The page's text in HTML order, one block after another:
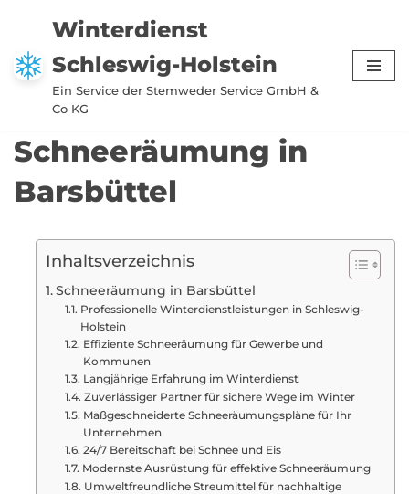
Zum
Inhalt
springen
Winterdienst
Schleswig-Holstein
Ein Service der Stemweder Service GmbH &
Co KG
Schneeräumung in
Barsbüttel
Inhaltsverzeichnis
Schneeräumung in Barsbüttel
Professionelle Winterdienstleistungen in Schleswig-
Holstein
Effiziente Schneeräumung für Gewerbe und
Kommunen
Langjährige Erfahrung im Winterdienst
Zuverlässiger Partner für sichere Wege im Winter
Maßgeschneiderte Schneeräumungspläne für Ihr
Unternehmen
24/7 Bereitschaft bei Schnee und Eis
Modernste Ausrüstung für effektive Schneeräumung
Umweltfreundliche Streumittel für nachhaltige